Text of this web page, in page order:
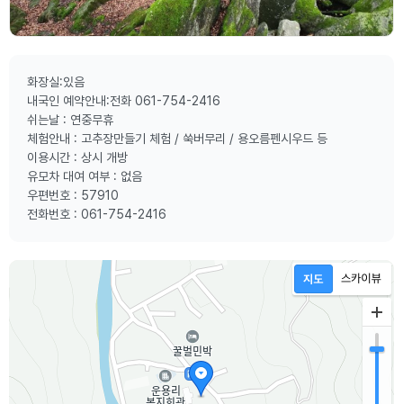
화장실:있음
내국인 예약안내:전화 061-754-2416
쉬는날 : 연중무휴
체험안내 : 고추장만들기 체험 / 쑥버무리 / 용오름펜시우드 등
이용시간 : 상시 개방
유모차 대여 여부 : 없음
우편번호 : 57910
전화번호 : 061-754-2416